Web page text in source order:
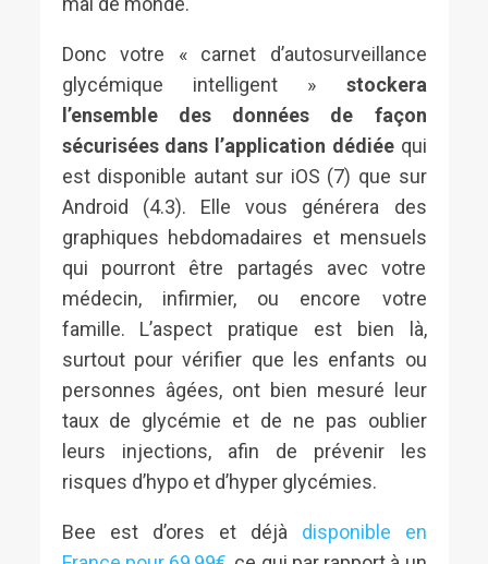
Donc votre « carnet d’autosurveillance
glycémique intelligent » stockera
l’ensemble des données de façon
sécurisées dans l’application dédiéequi
est disponible autant sur iOS (7) que sur
Android (4.3). Elle vous générera des
graphiques hebdomadaires et mensuels
qui pourront être partagés avec votre
médecin, infirmier, ou encore votre
famille. L’aspect pratique est bien là,
surtout pour vérifier que les enfants ou
personnes âgées, ont bien mesuré leur
taux de glycémie et de ne pas oublier
leurs injections, afin de prévenir les
risques d’hypo et d’hyper glycémies.
Bee est d’ores et déjà disponible en